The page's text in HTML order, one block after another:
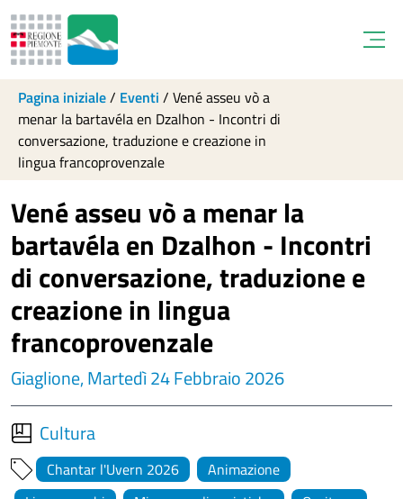
Pagina iniziale/ Eventi / Vené asseu vò a
menar la bartavéla en Dzalhon - Incontri di
conversazione, traduzione e creazione in
lingua francoprovenzale
Vené asseu vò a menar la
bartavéla en Dzalhon - Incontri
di conversazione, traduzione e
creazione in lingua
francoprovenzale
Giaglione, Martedì 24 Febbraio 2026
Cultura
Chantar l'Uvern 2026
Animazione